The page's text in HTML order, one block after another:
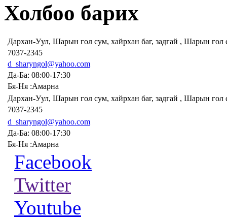
Холбоо барих
Дархан-Уул, Шарын гол сум, хайрхан баг, задгай , Шарын
7037-2345
d_sharyngol@yahoo.com
Да-Ба: 08:00-17:30
Бя-Ня :Амарна
Дархан-Уул, Шарын гол сум, хайрхан баг, задгай , Шарын
7037-2345
d_sharyngol@yahoo.com
Да-Ба: 08:00-17:30
Бя-Ня :Амарна
Facebook
Twitter
Youtube